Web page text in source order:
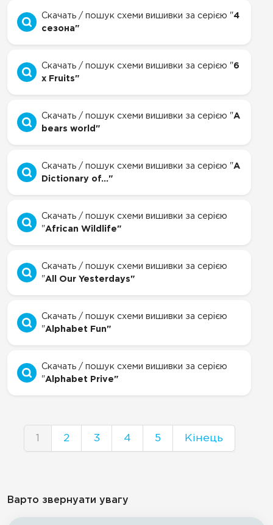
Скачать / пошук схеми вишивки за серією "4
сезона"
Скачать / пошук схеми вишивки за серією "6
x Fruits"
Скачать / пошук схеми вишивки за серією "A
bears world"
Скачать / пошук схеми вишивки за серією "A
Dictionary of..."
Скачать / пошук схеми вишивки за серією
"African Wildlife"
Скачать / пошук схеми вишивки за серією
"All Our Yesterdays"
Скачать / пошук схеми вишивки за серією
"Alphabet Fun"
Скачать / пошук схеми вишивки за серією
"Alphabet Prive"
1 2 3 4 5 Кінець
Варто звернуати увагу